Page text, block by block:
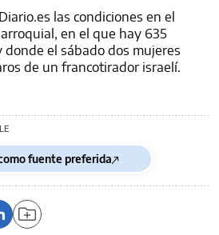
las condiciones en el
en el que hay 635
el sábado dos mujeres
de un francotirador israelí.
fuente preferida